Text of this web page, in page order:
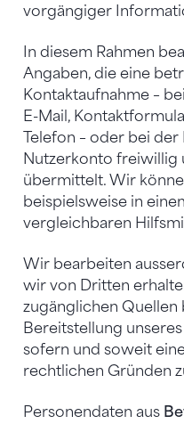
vorgängiger
In diesem Rahmen
Angaben, die eine
Kontaktaufnahme –
E-Mail,
Telefon – oder bei
Nutzerkonto freiwillig
übermittelt. Wir
beispielsweise in
vergleichbaren
Wir bearbeiten
wir von Dritten
zugänglichen
Bereitstellung
sofern und soweit
rechtlichen Gründen
Personendaten aus